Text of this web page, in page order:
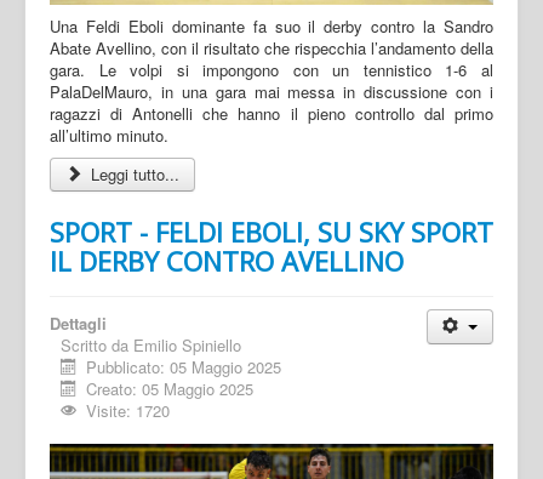
Una Feldi Eboli dominante fa suo il derby contro la Sandro
Abate Avellino, con il risultato che rispecchia l’andamento della
gara. Le volpi si impongono con un tennistico 1-6 al
PalaDelMauro, in una gara mai messa in discussione con i
ragazzi di Antonelli che hanno il pieno controllo dal primo
all’ultimo minuto.
Leggi tutto...
SPORT - FELDI EBOLI, SU SKY SPORT
IL DERBY CONTRO AVELLINO
Dettagli
Scritto da Emilio Spiniello
Pubblicato: 05 Maggio 2025
Creato: 05 Maggio 2025
Visite: 1720